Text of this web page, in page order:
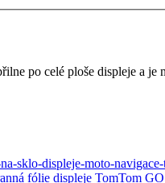
po celé ploše displeje a
fólie displeje TomTom